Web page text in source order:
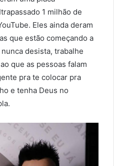
1 milhão de
Eles ainda deram
que estão começando a
desista, trabalhe
que as pessoas falam
pra te colocar pra
e tenha Deus no